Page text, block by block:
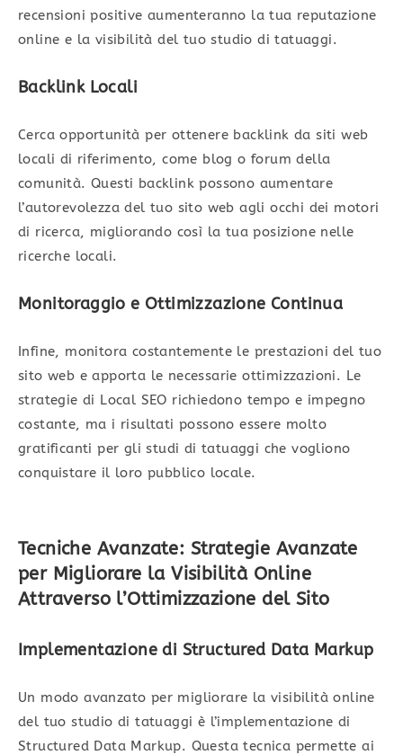
recensioni positive aumenteranno la tua reputazione
online e la visibilità del tuo studio di tatuaggi.
Backlink Locali
Cerca opportunità per ottenere backlink da siti web
locali di riferimento, come blog o forum della
comunità. Questi backlink possono aumentare
l’autorevolezza del tuo sito web agli occhi dei motori
di ricerca, migliorando così la tua posizione nelle
ricerche locali.
Monitoraggio e Ottimizzazione Continua
Infine, monitora costantemente le prestazioni del tuo
sito web e apporta le necessarie ottimizzazioni. Le
strategie di Local SEO richiedono tempo e impegno
costante, ma i risultati possono essere molto
gratificanti per gli studi di tatuaggi che vogliono
conquistare il loro pubblico locale.
Tecniche Avanzate: Strategie Avanzate
per Migliorare la Visibilità Online
Attraverso l’Ottimizzazione del Sito
Implementazione di Structured Data Markup
Un modo avanzato per migliorare la visibilità online
del tuo studio di tatuaggi è l’implementazione di
Structured Data Markup. Questa tecnica permette ai